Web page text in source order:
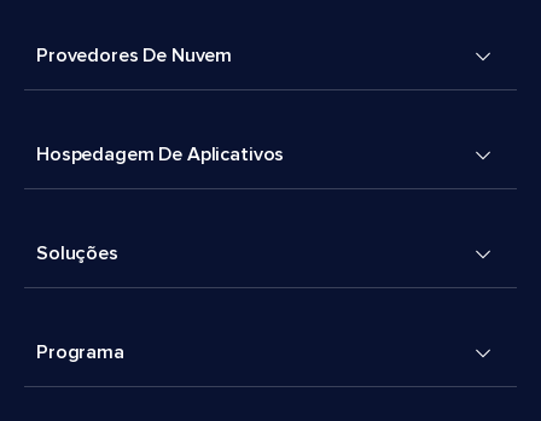
Provedores De Nuvem
Hospedagem De Aplicativos
Soluções
Programa